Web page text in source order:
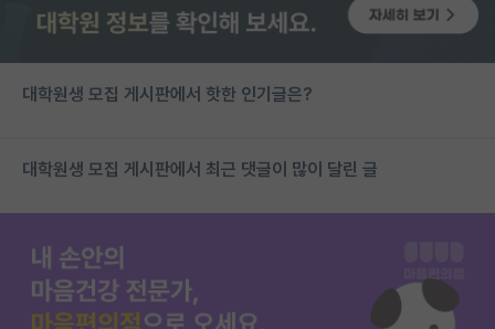
대학원생 모집 게시판에서 핫한 인기글은?
대학원생 모집 게시판에서 최근 댓글이 많이 달린 글